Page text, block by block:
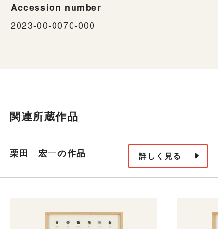
Accession number
2023-00-0070-000
関連所蔵作品
栗田 宏一の作品 詳しく見る